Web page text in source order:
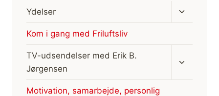
Ydelser
Skift
Kom i gang med Friluftsliv
TV-udsendelser med Erik B.
Jørgensen
Motivation, samarbejde, personlig